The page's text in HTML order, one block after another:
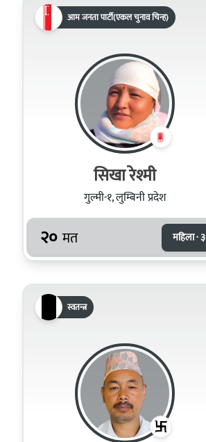
आम जनता पार्टी(एकल चुनाव चिन्ह)
सिखा रेश्मी
गुल्मी-१, लुम्बिनी प्रदेश
२० मत महिला ·
स्वतन्त्र